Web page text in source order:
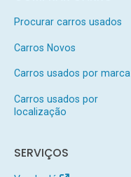
Procurar carros usados
Carros Novos
Carros usados por marca
Carros usados por
localização
SERVIÇOS